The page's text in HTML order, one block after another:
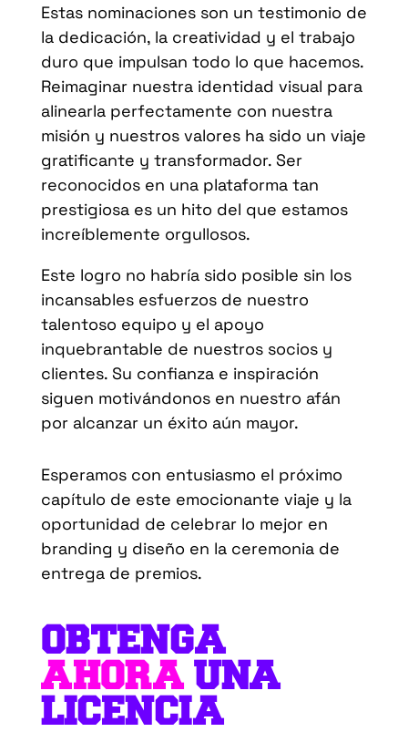
Estas nominaciones son un testimonio de
la dedicación, la creatividad y el trabajo
duro que impulsan todo lo que hacemos.
Reimaginar nuestra identidad visual para
alinearla perfectamente con nuestra
misión y nuestros valores ha sido un viaje
gratificante y transformador. Ser
reconocidos en una plataforma tan
prestigiosa es un hito del que estamos
increíblemente orgullosos.
Este logro no habría sido posible sin los
incansables esfuerzos de nuestro
talentoso equipo y el apoyo
inquebrantable de nuestros socios y
clientes. Su confianza e inspiración
siguen motivándonos en nuestro afán
por alcanzar un éxito aún mayor.
Esperamos con entusiasmo el próximo
capítulo de este emocionante viaje y la
oportunidad de celebrar lo mejor en
branding y diseño en la ceremonia de
entrega de premios.
OBTENGA
AHORAUNA
LICENCIA